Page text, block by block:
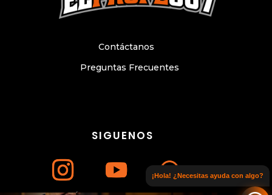
SIGUENOS
Preguntas Frecuentes
Contáctanos